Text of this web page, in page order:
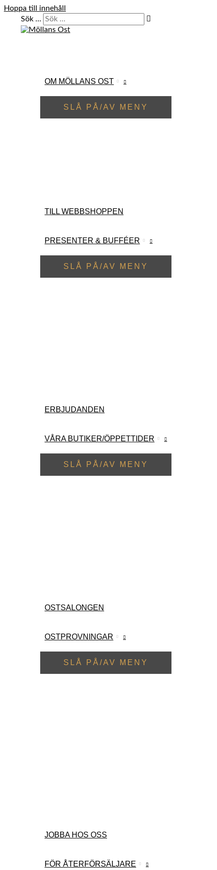
Hoppa till innehåll
Sök …
OM MÖLLANS OST
SLÅ PÅ/AV MENY
TILL WEBBSHOPPEN
PRESENTER & BUFFÉER
SLÅ PÅ/AV MENY
ERBJUDANDEN
VÅRA BUTIKER/ÖPPETTIDER
SLÅ PÅ/AV MENY
OSTSALONGEN
OSTPROVNINGAR
SLÅ PÅ/AV MENY
JOBBA HOS OSS
FÖR ÅTERFÖRSÄLJARE